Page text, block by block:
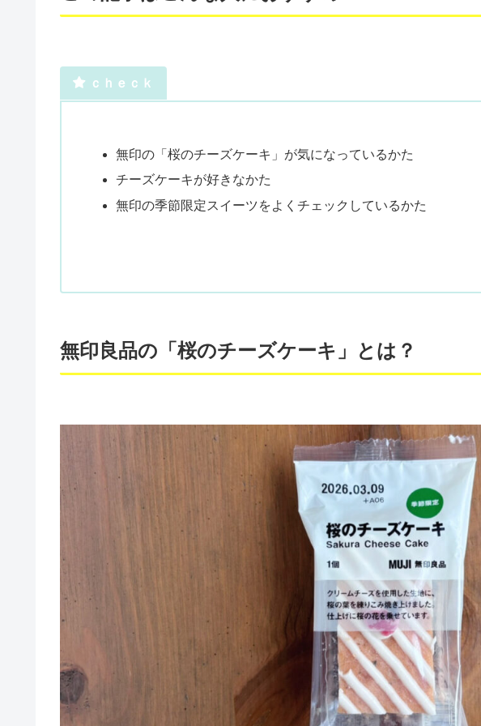
ｃｈｅｃｋ
無印の「桜のチーズケーキ」が気になっているかた
チーズケーキが好きなかた
無印の季節限定スイーツをよくチェックしているかた
無印良品の「桜のチーズケーキ」とは？